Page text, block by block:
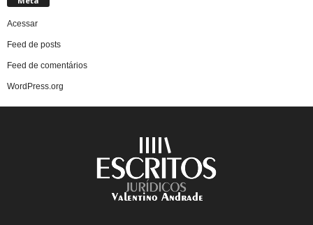
Acessar
Feed de posts
Feed de comentários
WordPress.org